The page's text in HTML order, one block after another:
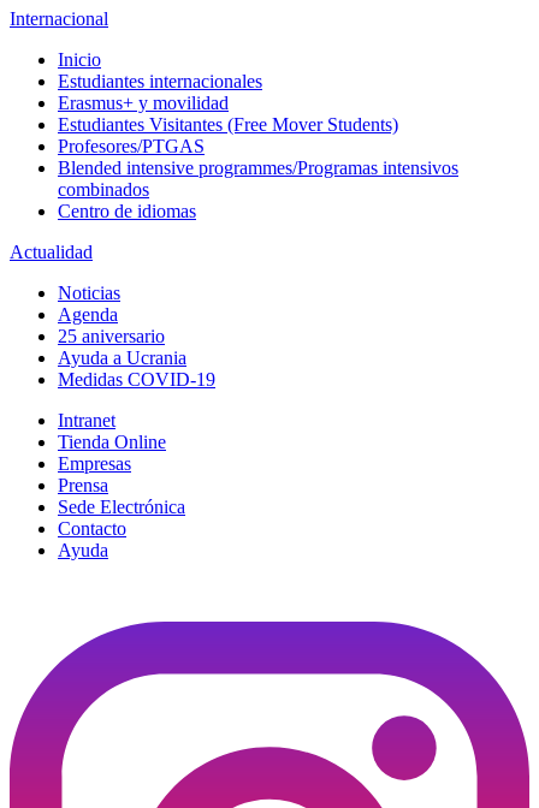
Internacional
Inicio
Estudiantes internacionales
Erasmus+ y movilidad
Estudiantes Visitantes (Free Mover Students)
Profesores/PTGAS
Blended intensive programmes/Programas intensivos
combinados
Centro de idiomas
Actualidad
Noticias
Agenda
25 aniversario
Ayuda a Ucrania
Medidas COVID-19
Intranet
Tienda Online
Empresas
Prensa
Sede Electrónica
Contacto
Ayuda